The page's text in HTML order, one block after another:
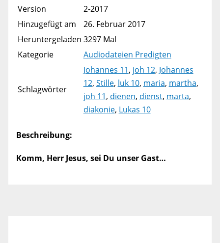
Version
2-2017
Hinzugefügt am
26. Februar 2017
Heruntergeladen 3297 Mal
Kategorie
Audiodateien Predigten
Schlagwörter
Johannes 11, joh 12, Johannes
12, Stille, luk 10, maria, martha,
joh 11, dienen, dienst, marta,
diakonie, Lukas 10
Beschreibung:
Komm, Herr Jesus, sei Du unser Gast…